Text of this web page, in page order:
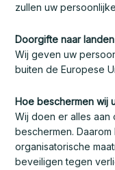
zullen uw
Doorgifte naar
Wij geven uw
buiten de Europese
Hoe beschermen wij
Wij doen er alles
beschermen.
organisatorische
beveiligen tegen